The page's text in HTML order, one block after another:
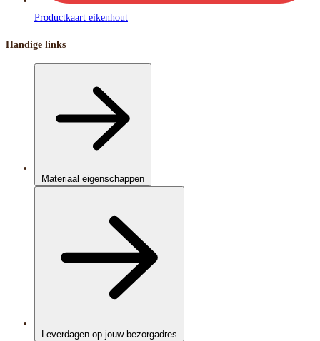
Productkaart eikenhout
Handige links
Materiaal eigenschappen
Leverdagen op jouw bezorgadres